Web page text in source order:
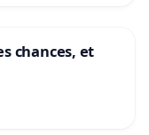
chances, et